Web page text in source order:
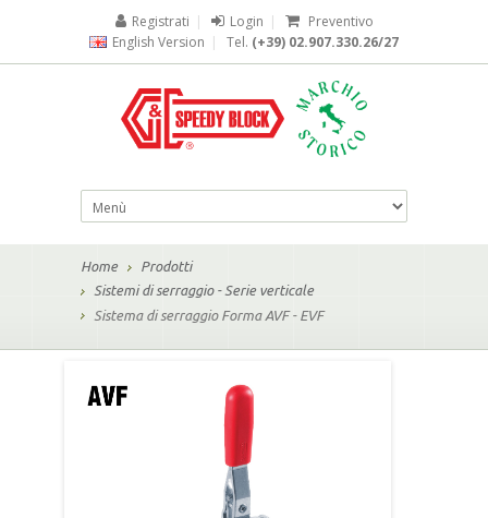
Registrati | Login |
Preventivo
English Version | Tel. (+39) 02.907.330.26/27
Home
Prodotti
Sistemi di serraggio - Serie verticale
Sistema di serraggio Forma AVF - EVF